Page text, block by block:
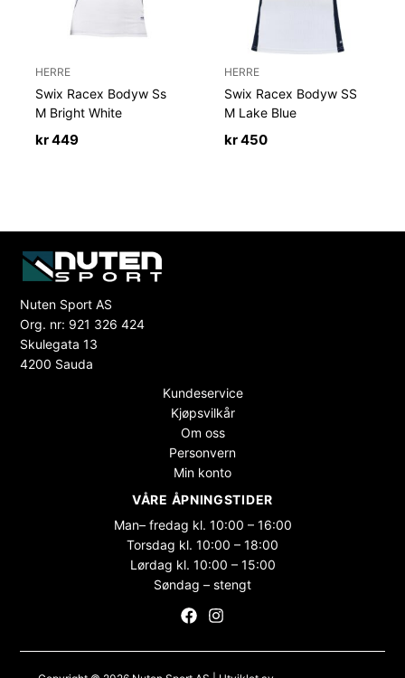
HERRE
Swix Racex Bodyw Ss
M Bright White
kr449
HERRE
Swix Racex Bodyw SS
M Lake Blue
kr450
Nuten Sport AS
Org. nr: 921 326 424
Skulegata 13
4200 Sauda
Kundeservice
Kjøpsvilkår
Om oss
Personvern
Min konto
VÅRE ÅPNINGSTIDER
Man– fredag kl. 10:00 – 16:00
Torsdag kl. 10:00 – 18:00
Lørdag kl. 10:00 – 15:00
Søndag – stengt